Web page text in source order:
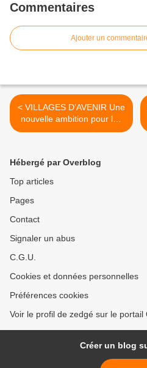
Commentaires
Ajouter un
< VILLAGES D’AVENIR Une
nouvelle ambition pour les
petites communes rurales
Hébergé par Overblog
Top articles
Pages
Contact
Signaler un abus
C.G.U.
Cookies et données personnelles
Préférences cookies
Voir le profil de zedgé sur le portail
Créer un blog